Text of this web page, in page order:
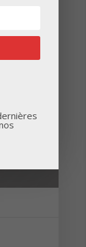
projets.